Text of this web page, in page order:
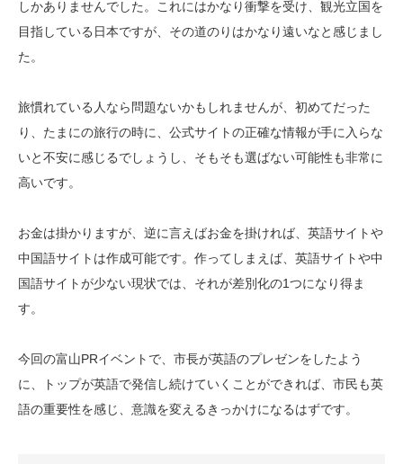
しかありませんでした。これにはかなり衝撃を受け、観光立国を
目指している日本ですが、その道のりはかなり遠いなと感じまし
た。
旅慣れている人なら問題ないかもしれませんが、初めてだった
り、たまにの旅行の時に、公式サイトの正確な情報が手に入らな
いと不安に感じるでしょうし、そもそも選ばない可能性も非常に
高いです。
お金は掛かりますが、逆に言えばお金を掛ければ、英語サイトや
中国語サイトは作成可能です。作ってしまえば、英語サイトや中
国語サイトが少ない現状では、それが差別化の1つになり得ま
す。
今回の富山PRイベントで、市長が英語のプレゼンをしたよう
に、トップが英語で発信し続けていくことができれば、市民も英
語の重要性を感じ、意識を変えるきっかけになるはずです。